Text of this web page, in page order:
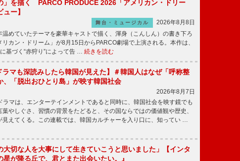
」を描く PARCO PRODUCE 2026「アメリカン・ドリー
ー】
舞台・ミュージカル
2026年8月8日
めていたテーマを豪華キャストで描く、渾身（こんしん）の書き下ろ
カン・ドリーム」が8月15日からPARCO劇場で上演される。本作は、
基づく“赤狩り”によって告 … 続きを読む
マも深読みしたら韓国が見えた】＃韓国人はなぜ「呼称整
、「脱出おひとり島」が映す韓国社会
2026年8月7日
マは、エンターテインメントであると同時に、韓国社会を映す鏡でも
やしぐさ、習慣の背景をたどると、その国ならではの価値観や歴史、
見えてくる。この連載では、韓国カルチャーを入り口に、知ってい …
大切な人を大事にして生きていこうと思いました」【インタ
星が降る丘で、君とまた出会いたい。』